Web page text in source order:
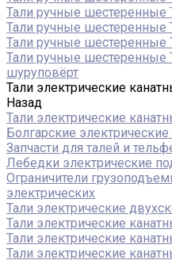
Тали ручные шестеренные
Тали ручные шестеренные
Тали ручные
Тали ручные
шуруповёрт
Тали электрические
Назад
Тали электрические
Болгарские
Запчасти для талей и
Лебедки электрические
Ограничители
электрических
Тали электрические
Тали электрические
Тали электрические
Тали электрические